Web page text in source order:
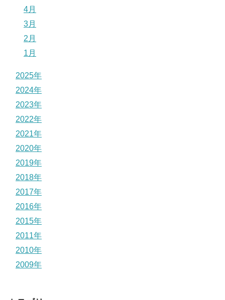
4月
3月
2月
1月
2025年
2024年
2023年
2022年
2021年
2020年
2019年
2018年
2017年
2016年
2015年
2011年
2010年
2009年